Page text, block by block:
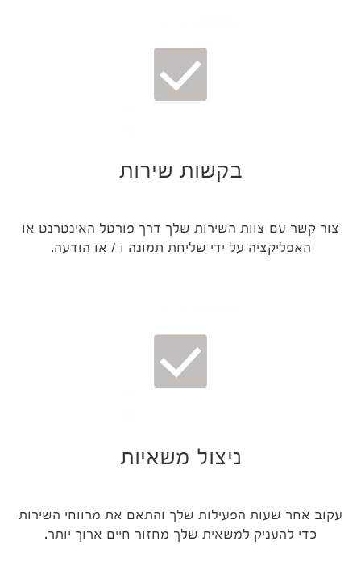
בקשות שירות
צור קשר עם צוות השירות שלך דרך פורטל האינטרנט או
האפליקציה על ידי שליחת תמונה ו / או הודעה.
ניצול משאיות
עקוב אחר שעות הפעילות שלך והתאם את מרווחי השירות
כדי להעניק למשאית שלך מחזור חיים ארוך יותר.